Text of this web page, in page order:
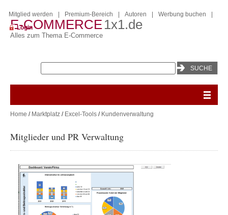
E-COMMERCE1x1.de
Alles zum Thema E-Commerce
Mitglied werden Premium-Bereich Autoren Werbung buchen
Login
Home / Marktplatz / Excel-Tools / Kundenverwaltung
Mitglieder und PR Verwaltung